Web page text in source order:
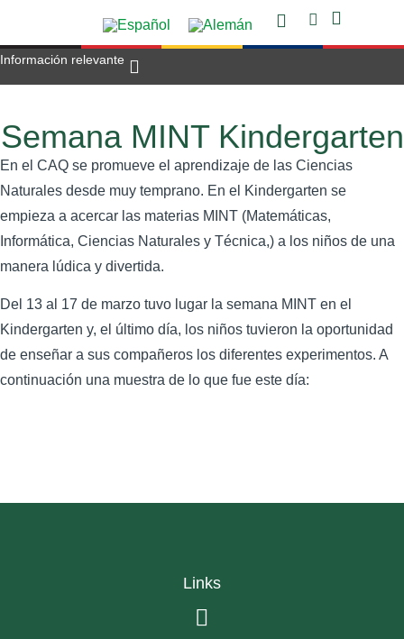
Información relevante
Semana MINT Kindergarten
En el CAQ se promueve el aprendizaje de las Ciencias
Naturales desde muy temprano. En el Kindergarten se
empieza a acercar las materias MINT (Matemáticas,
Informática, Ciencias Naturales y Técnica,) a los niños de una
manera lúdica y divertida.
Del 13 al 17 de marzo tuvo lugar la semana MINT en el
Kindergarten y, el último día, los niños tuvieron la oportunidad
de enseñar a sus compañeros los diferentes experimentos. A
continuación una muestra de lo que fue este día:
Links